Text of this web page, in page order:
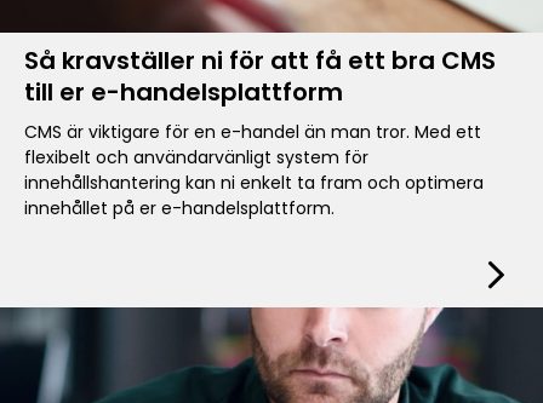
Så kravställer ni för att få ett bra CMS
till er e-handelsplattform
CMS är viktigare för en e-handel än man tror. Med ett
flexibelt och användarvänligt system för
innehållshantering kan ni enkelt ta fram och optimera
innehållet på er e-handelsplattform.